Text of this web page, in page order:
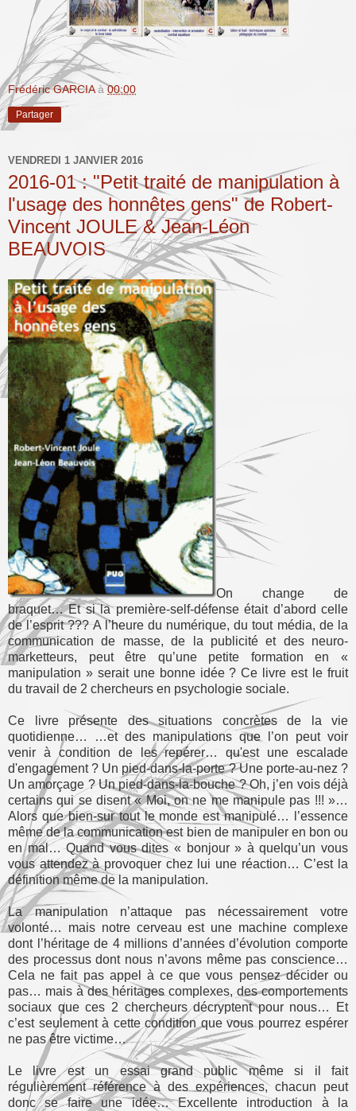
Frédéric GARCIA à00:00
Partager
VENDREDI 1 JANVIER 2016
2016-01 : "Petit traité de manipulation à
l'usage des honnêtes gens" de Robert-
Vincent JOULE & Jean-Léon
BEAUVOIS
On change de
braquet… Et si la première-self-défense était d’abord celle
de l’esprit ??? A l’heure du numérique, du tout média, de la
communication de masse, de la publicité et des neuro-
marketteurs, peut être qu’une petite formation en «
manipulation » serait une bonne idée ? Ce livre est le fruit
du travail de 2 chercheurs en psychologie sociale.
Ce livre présente des situations concrètes de la vie
quotidienne… …et des manipulations que l’on peut voir
venir à condition de les repérer… qu'est une escalade
d'engagement ? Un pied-dans-la-porte ? Une porte-au-nez ?
Un amorçage ? Un pied-dans-la-bouche ? Oh, j’en vois déjà
certains qui se disent « Moi, on ne me manipule pas !!! »…
Alors que bien-sur tout le monde est manipulé… l’essence
même de la communication est bien de manipuler en bon ou
en mal… Quand vous dites « bonjour » à quelqu’un vous
vous attendez à provoquer chez lui une réaction… C’est la
définition même de la manipulation.
La manipulation n’attaque pas nécessairement votre
volonté… mais notre cerveau est une machine complexe
dont l’héritage de 4 millions d’années d’évolution comporte
des processus dont nous n’avons même pas conscience…
Cela ne fait pas appel à ce que vous pensez décider ou
pas… mais à des héritages complexes, des comportements
sociaux que ces 2 chercheurs décryptent pour nous… Et
c’est seulement à cette condition que vous pourrez espérer
ne pas être victime…
Le livre est un essai grand public même si il fait
régulièrement référence à des expériences, chacun peut
donc se faire une idée… Excellente introduction à la